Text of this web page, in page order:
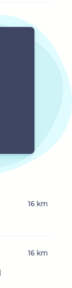
16 km
16 km